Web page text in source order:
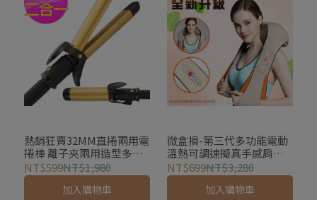
熱銷狂賣32MM直捲兩用電
捲棒 離子夾兩用造型多變
化
NT$599NT$1,980
加入購物車
微盒損-第三代多功能電動
溫熱可調速擬真手感肩頸
按摩器 (肩頸放鬆 熱敷 按
摩披肩 可車用)
NT$699NT$3,280
加入購物車